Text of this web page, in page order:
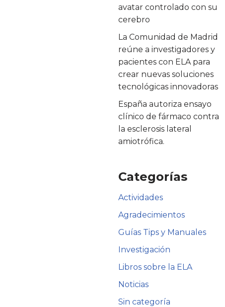
avatar controlado con su
cerebro
La Comunidad de Madrid
reúne a investigadores y
pacientes con ELA para
crear nuevas soluciones
tecnológicas innovadoras
España autoriza ensayo
clínico de fármaco contra
la esclerosis lateral
amiotrófica.
Categorías
Actividades
Agradecimientos
Guías Tips y Manuales
Investigación
Libros sobre la ELA
Noticias
Sin categoría